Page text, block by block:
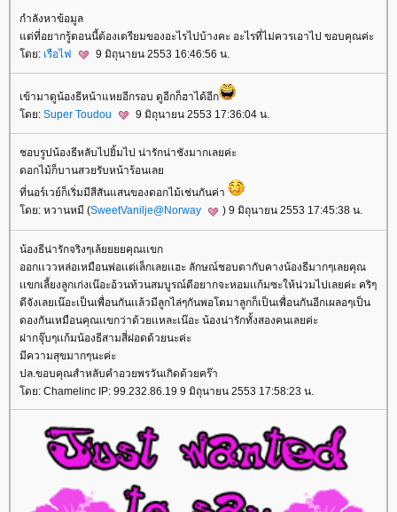
กำลังหาข้อมูล
ต่ที่อยากรู้ตอนนี้ต้องเตรียมของอะไรไปบ้างคะ อะไรที่ไม่ควรเอาไป ขอบคุณค่ะ
ดย: เรือไฟ 9 มิถุนายน 2553 16:46:56 น.
เข้ามาดูน้องธีหน้าแหยอีกรอบ ดูอีกก็ฮาได้อีก
ดย: Super Toudou 9 มิถุนายน 2553 17:36:04 น.
ชอบรูปน้องธีหลับไปยิ้มไป น่ารักน่าชังมากเลยค่ะ
ดอกไม้ก็บานสวยรับหน้าร้อนเล
ที่นอร์เวย์ก็เริ่มมีสีสันแสนของดอกไม้เช่นกันค่า
ดย: หวานหมี (SweetVanilje@Norway ) 9 มิถุนายน 2553 17:45:38 น.
น้องธีน่ารักจริงๆเล้ยยยยคุณเเขก
ออกเเววหล่อเหมือนพ่อเเต่เล็กเลยเเฮะ ลักษณ์ชอบตากับคางน้องธีมากๆเลยคุณ
เเขกเลี้ยงลูกเก่งเน๊อะอ้วนท้วนสมบูรณ์ดีอยากจะหอมเเก้มซะให้น่วมไปเลยค่ะ คริๆ
ดีจังเลยเน๊อะเป็นเพื่อนกันเเล้วมีลูกไล่ๆกันพอโตมาลูกก็เป็นเพื่อนกันอีกเผลอๆเป็น
ดองกันเหมือนคุณเเขกว่าด้วยเเหละเน๊อะ น้องน่ารักทั้งสองคนเลยค่ะ
ฝากจุ๊บๆเเก้มน้องธีสามสี่ฝอดด้วยนะค่ะ
มีความสุขมากๆนะค่ะ
ปล.ขอบคุณสำหลับคำอวยพรวันเกิดด้วยคร๊า
ดย: Chamelinc IP: 99.232.86.19 9 มิถุนายน 2553 17:58:23 น.